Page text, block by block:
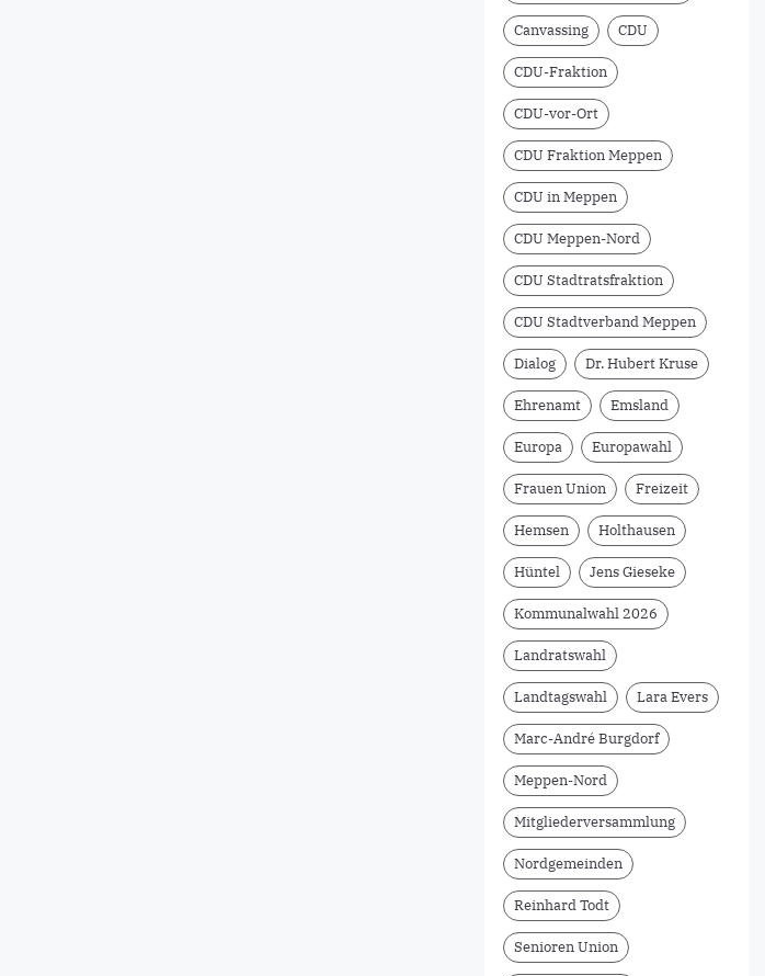
Canvassing CDU
CDU-Fraktion
CDU-vor-Ort
CDU Fraktion Meppen
CDU in Meppen
CDU Meppen-Nord
CDU Stadtratsfraktion
CDU Stadtverband Meppen
Dialog Dr. Hubert Kruse
Ehrenamt Emsland
Europa Europawahl
Frauen Union Freizeit
Hemsen Holthausen
Hüntel Jens Gieseke
Kommunalwahl 2026
Landratswahl
Landtagswahl Lara Evers
Marc-André Burgdorf
Meppen-Nord
Mitgliederversammlung
Nordgemeinden
Reinhard Todt
Senioren Union